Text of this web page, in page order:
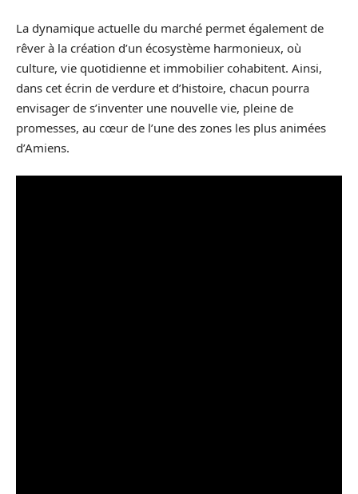
La dynamique actuelle du marché permet également de
rêver à la création d’un écosystème harmonieux, où
culture, vie quotidienne et immobilier cohabitent. Ainsi,
dans cet écrin de verdure et d’histoire, chacun pourra
envisager de s’inventer une nouvelle vie, pleine de
promesses, au cœur de l’une des zones les plus animées
d’Amiens.